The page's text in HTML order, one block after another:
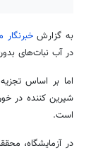
به گزارشخبرنگار
در آب نبات‌های
شیرین کننده در
است.
در آزمایشگاه،